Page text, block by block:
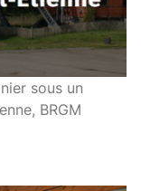
sous un
BRGM